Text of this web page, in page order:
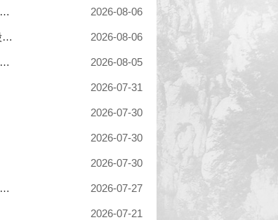
登封市人民医院（登封市总医院）登封市总医院暨公卫应急救治中心建设项目-医疗设备采购项目-第二包段（二次）-公开招标公告 2026-08-06
[登封市住房和城乡建设管理局登封市重点项目周边正商片区一期道路建设工程孝贤路（迎霞路—翠秀路）道路工程项目]采购意向 2026-08-06
登封市人民医院（登封市总医院）登封市总医院暨公卫应急救治中心建设项目-医疗设备采购项目第二包段-废标公告 2026-08-05
2026-07-31
2026-07-30
2026-07-30
2026-07-30
登封市人民医院（登封市总医院）登封市总医院暨公卫应急救治中心建设项目-医疗设备采购项目-第一、三包段-中标公告 2026-07-27
2026-07-21